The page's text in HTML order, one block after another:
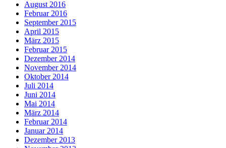
August 2016
Februar 2016
September 2015
April 2015
März 2015
Februar 2015
Dezember 2014
November 2014
Oktober 2014
Juli 2014
Juni 2014
Mai 2014
März 2014
Februar 2014
Januar 2014
Dezember 2013